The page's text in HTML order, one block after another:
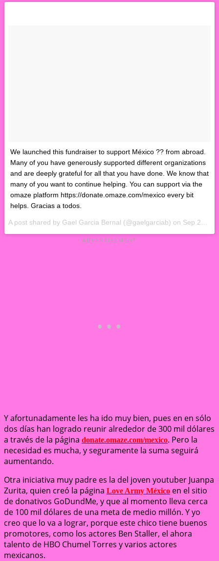
We launched this fundraiser to support México ?? from abroad.
Many of you have generously supported different organizations
and are deeply grateful for all that you have done. We know that
many of you want to continue helping. You can support via the
omaze platform https://donate.omaze.com/mexico every bit
helps. Gracias a todos.
A post shared by Gael Garcia Bernal (@gaelgarciab) on Sep 22, 2017 at 1:30pm PDT
Y afortunadamente les ha ido muy bien, pues en en sólo
dos días han logrado reunir alrededor de 300 mil dólares
a través de la página donate.omaze.com/mexico. Pero la
necesidad es mucha, y seguramente la suma seguirá
aumentando.
Otra iniciativa muy padre es la del joven youtuber Juanpa
Zurita, quien creó la página Love Army México en el sitio
de donativos GoDundMe, y que al momento lleva cerca
de 100 mil dólares de una meta de medio millón. Y yo
creo que lo va a lograr, porque este chico tiene buenos
promotores, como los actores Ben Staller, el ahora
talento de HBO Chumel Torres y varios actores
mexicanos.